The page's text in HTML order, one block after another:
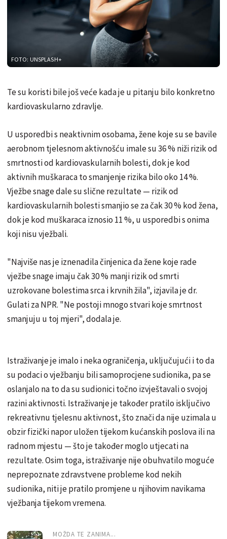
FOTO: UNSPLASH+
Te su koristi bile još veće kada je u pitanju bilo konkretno
kardiovaskularno zdravlje.
U usporedbi s neaktivnim osobama, žene koje su se bavile
aerobnom tjelesnom aktivnošću imale su 36 % niži rizik od
smrtnosti od kardiovaskularnih bolesti, dok je kod
aktivnih muškaraca to smanjenje rizika bilo oko 14 %.
Vježbe snage dale su slične rezultate — rizik od
kardiovaskularnih bolesti smanjio se za čak 30 % kod žena,
dok je kod muškaraca iznosio 11 %, u usporedbi s onima
koji nisu vježbali.
"Najviše nas je iznenadila činjenica da žene koje rade
vježbe snage imaju čak 30 % manji rizik od smrti
uzrokovane bolestima srca i krvnih žila", izjavila je dr.
Gulati za NPR. "Ne postoji mnogo stvari koje smrtnost
smanjuju u toj mjeri", dodala je.
Istraživanje je imalo i neka ograničenja, uključujući i to da
su podaci o vježbanju bili samoprocjene sudionika, pa se
oslanjalo na to da su sudionici točno izvještavali o svojoj
razini aktivnosti. Istraživanje je također pratilo isključivo
rekreativnu tjelesnu aktivnost, što znači da nije uzimala u
obzir fizički napor uložen tijekom kućanskih poslova ili na
radnom mjestu — što je također moglo utjecati na
rezultate. Osim toga, istraživanje nije obuhvatilo moguće
neprepoznate zdravstvene probleme kod nekih
sudionika, niti je pratilo promjene u njihovim navikama
vježbanja tijekom vremena.
MOŽDA TE ZANIMA...